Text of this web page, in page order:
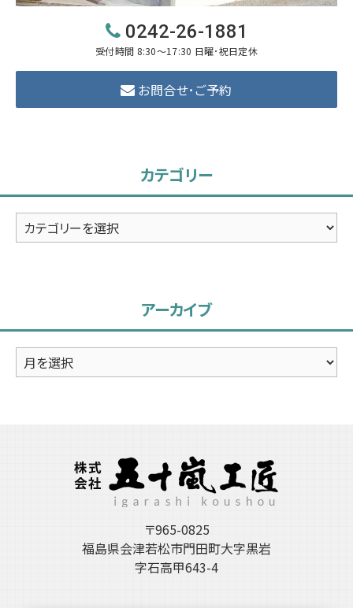
0242-26-1881
受付時間 8:30～17:30 日曜･祝日定休
お問合せ･ご予約
カテゴリー
カ
テ
アーカイブ
ア
ー
〒965-0825
福島県会津若松市門田町大字黒岩
字石高甲643-4